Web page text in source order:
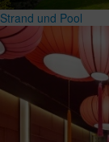
Strand und Pool